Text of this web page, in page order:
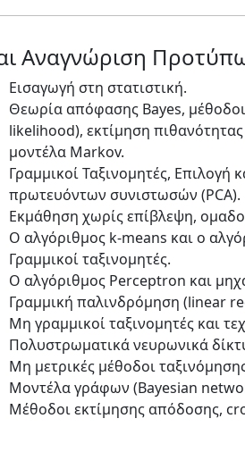
Αναγνώριση
Εισαγωγή στη στατιστική.
Θεωρία απόφασης Bayes,
likelihood), εκτίμηση
μοντέλα Markov.
Γραμμικοί Ταξινομητές,
πρωτευόντων συνιστωσών (PCA).
Εκμάθηση χωρίς επίβλεψη,
Ο αλγόριθμος k-means και ο
Γραμμικοί ταξινομητές.
O αλγόριθμος Perceptron και
Γραμμική παλινδρόμηση (linear
Μη γραμμικοί ταξινομητές και
Πολυστρωματικά νευρωνικά
Μη μετρικές μέθοδοι
Μοντέλα γράφων (Bayesian
Μέθοδοι εκτίμησης απόδοσης,